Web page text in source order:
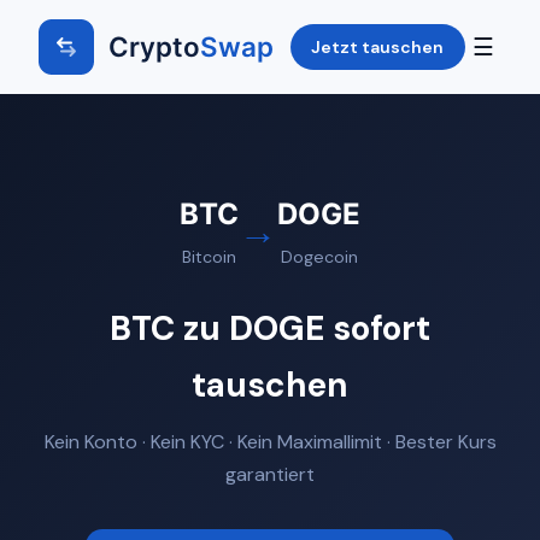
CryptoSwap Jetzt tauschen ☰
BTC
Bitcoin
→ DOGE
Dogecoin
BTC zu DOGE sofort
tauschen
Kein Konto · Kein KYC · Kein Maximallimit · Bester Kurs
garantiert